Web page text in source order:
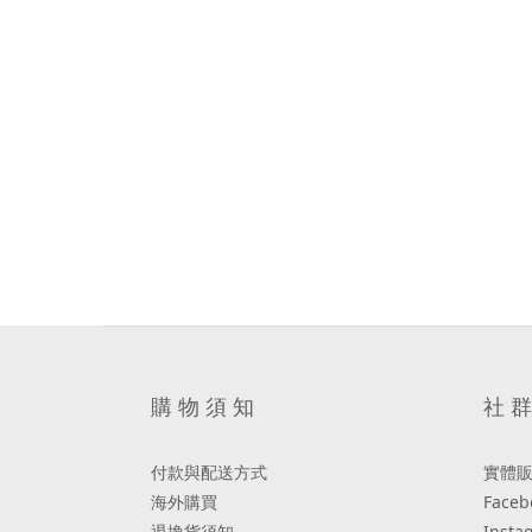
購 物 須 知
付款與配送方式
海外購買
社
實體